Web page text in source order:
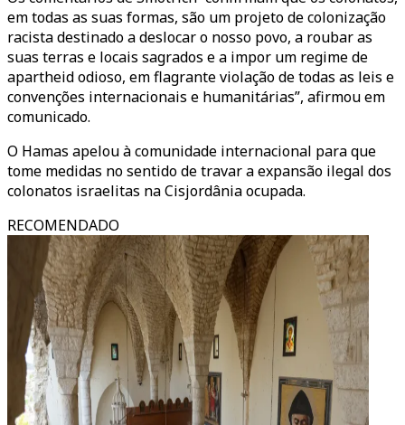
em todas as suas formas, são um projeto de colonização
racista destinado a deslocar o nosso povo, a roubar as
suas terras e locais sagrados e a impor um regime de
apartheid odioso, em flagrante violação de todas as leis e
convenções internacionais e humanitárias”, afirmou em
comunicado.
O Hamas apelou à comunidade internacional para que
tome medidas no sentido de travar a expansão ilegal dos
colonatos israelitas na Cisjordânia ocupada.
RECOMENDADO